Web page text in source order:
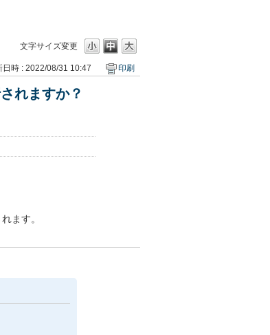
文字サイズ変更
日時 : 2022/08/31 10:47 印刷
れますか？
ます。